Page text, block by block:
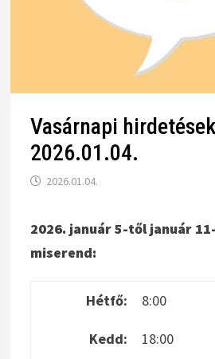
Vasárnapi hirdetések
2026.01.04.
2026.01.04.
2026. január 5-től január
miserend:
Hétfő: 8:00
Kedd: 18:00